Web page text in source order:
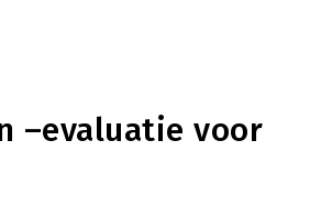
–evaluatie voor